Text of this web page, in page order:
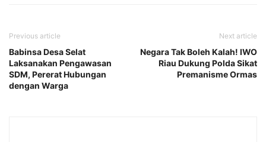
Previous article
Babinsa Desa Selat
Laksanakan Pengawasan
SDM, Pererat Hubungan
dengan Warga
Next article
Negara Tak Boleh Kalah! IWO
Riau Dukung Polda Sikat
Premanisme Ormas